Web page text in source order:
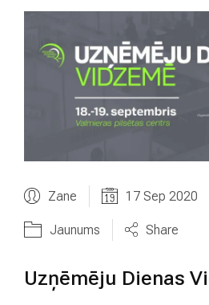
Zane 17 Sep 2020
Jaunums Share
Uzņēmēju Dienas